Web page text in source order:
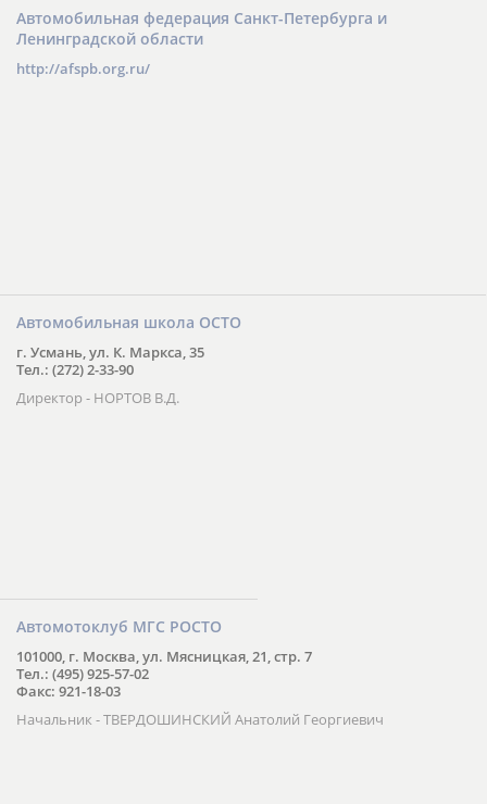
Автомобильная федерация Санкт-Петербурга и
Ленинградской области
http://afspb.org.ru/
Автомобильная школа ОСТО
г. Усмань, ул. К. Маркса, 35
Тел.: (272) 2-33-90
Директор - НОРТОВ В.Д.
Автомотоклуб МГС РОСТО
101000, г. Москва, ул. Мясницкая, 21, стр. 7
Тел.: (495) 925-57-02
Факс: 921-18-03
Начальник - ТВЕРДОШИНСКИЙ Анатолий Георгиевич